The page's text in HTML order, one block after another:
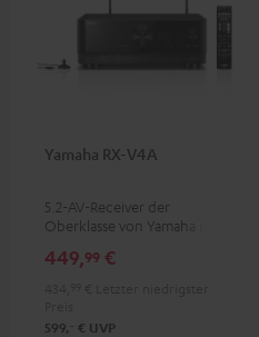
Yamaha RX-V4A
5.2-AV-Receiver der
Oberklasse von Yamaha mit
Kanal (6 Ohm, 0.9 % THD),
449,99 €
599, ‐ € UVP